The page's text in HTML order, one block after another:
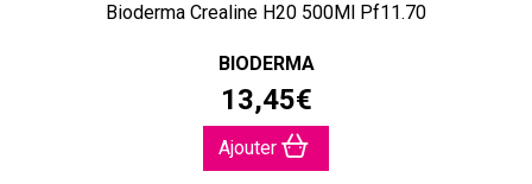
Bioderma Crealine H20 500Ml Pf11.70
BIODERMA
13,45€
Ajouter